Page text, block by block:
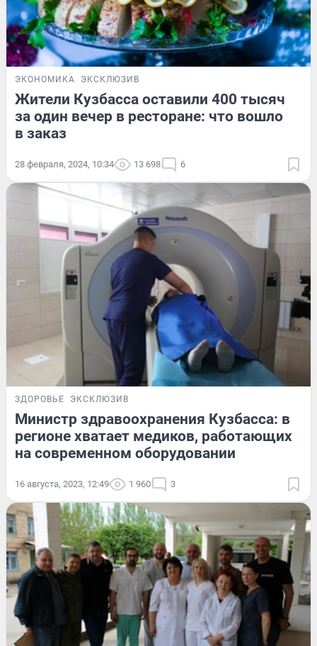
ЭКОНОМИКА ЭКСКЛЮЗИВ
Жители Кузбасса оставили 400 тысяч
за один вечер в ресторане: что вошло
в заказ
28 февраля, 2024, 10:34 13 698 6
ЗДОРОВЬЕ ЭКСКЛЮЗИВ
Министр здравоохранения Кузбасса: в
регионе хватает медиков, работающих
на современном оборудовании
16 августа, 2023, 12:49 1 960 3